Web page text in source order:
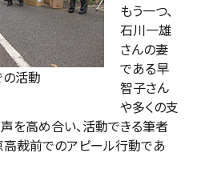
活動
もう一つ、
石川一雄
さんの妻
である早
智子さん
や多くの支
を高め合い、活動できる筆者
高裁前でのアピール行動であ